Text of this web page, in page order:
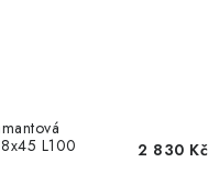
L100
2 830 Kč